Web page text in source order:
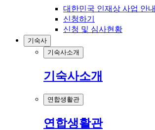
대한민국 인재상 사업 안내
신청하기
신청 및 심사현황
기숙사
기숙사소개
기숙사소개
연합생활관
연합생활관